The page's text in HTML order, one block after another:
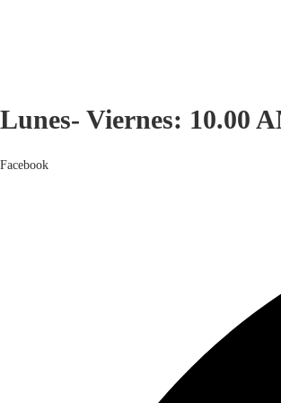
Lunes- Viernes: 10.00
Facebook